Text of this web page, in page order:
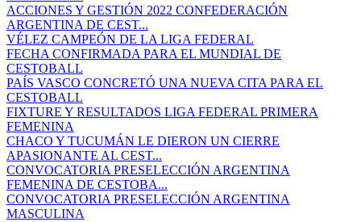
ACCIONES Y GESTIÓN 2022 CONFEDERACIÓN
ARGENTINA DE CEST...
VÉLEZ CAMPEÓN DE LA LIGA FEDERAL
FECHA CONFIRMADA PARA EL MUNDIAL DE
CESTOBALL
PAÍS VASCO CONCRETÓ UNA NUEVA CITA PARA EL
CESTOBALL
FIXTURE Y RESULTADOS LIGA FEDERAL PRIMERA
FEMENINA
CHACO Y TUCUMÁN LE DIERON UN CIERRE
APASIONANTE AL CEST...
CONVOCATORIA PRESELECCIÓN ARGENTINA
FEMENINA DE CESTOBA...
CONVOCATORIA PRESELECCIÓN ARGENTINA
MASCULINA